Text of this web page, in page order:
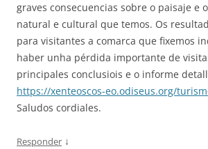
graves consecuencias sobre o paisaje e
natural e cultural que temos. Os
para visitantes a comarca que fixemos
haber unha pérdida importante de
principales conclusiois e o informe
https://xenteoscos-eo.odiseus.org/
Saludos cordiales.
Responder ↓